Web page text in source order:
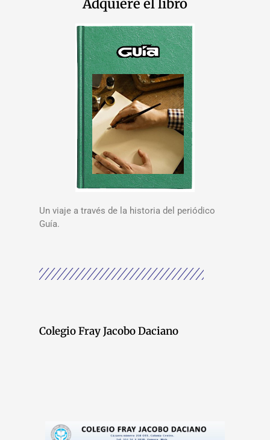
Adquiere el libro
Un viaje a través de la historia del periódico
Guía.
Colegio Fray Jacobo Daciano